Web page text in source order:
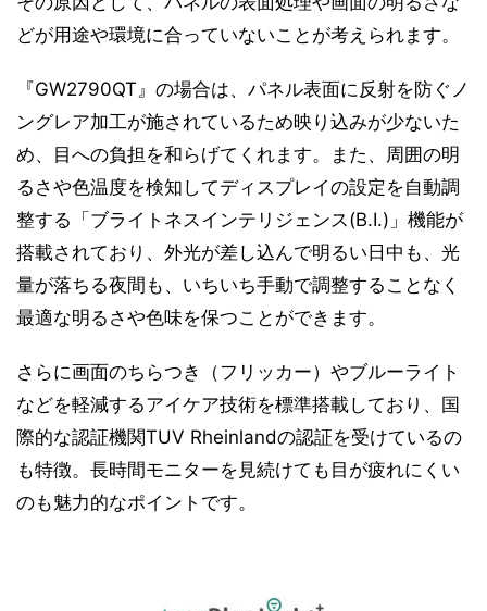
どが用途や環境に合っていないことが考えられます。
『GW2790QT』の場合は、パネル表面に反射を防ぐノ
ングレア加工が施されているため映り込みが少ないた
め、目への負担を和らげてくれます。また、周囲の明
るさや色温度を検知してディスプレイの設定を自動調
整する「ブライトネスインテリジェンス(B.I.)」機能が
搭載されており、外光が差し込んで明るい日中も、光
量が落ちる夜間も、いちいち手動で調整することなく
最適な明るさや色味を保つことができます。
さらに画面のちらつき（フリッカー）やブルーライト
などを軽減するアイケア技術を標準搭載しており、国
際的な認証機関TUV Rheinlandの認証を受けているの
も特徴。長時間モニターを見続けても目が疲れにくい
のも魅力的なポイントです。